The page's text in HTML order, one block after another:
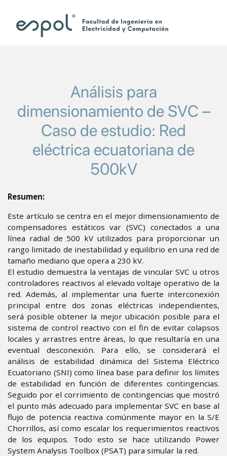
Análisis para
dimensionamiento de SVC –
Caso de estudio: Red
eléctrica ecuatoriana de
500kV
Resumen:
Este artículo se centra en el mejor dimensionamiento de
compensadores estáticos var (SVC) conectados a una
línea radial de 500 kV utilizados para proporcionar un
rango limitado de inestabilidad y equilibrio en una red de
tamaño mediano que opera a 230 kV.
El estudio demuestra la ventajas de vincular SVC u otros
controladores reactivos al elevado voltaje operativo de la
red. Además, al implementar una fuerte interconexión
principal entre dos zonas eléctricas independientes,
será posible obtener la mejor ubicación posible para el
sistema de control reactivo con el fin de evitar colapsos
locales y arrastres entre áreas, lo que resultaría en una
eventual desconexión. Para ello, se considerará el
análisis de estabilidad dinámica del Sistema Eléctrico
Ecuatoriano (SNI) como línea base para definir los límites
de estabilidad en función de diferentes contingencias.
Seguido por el corrimiento de contingencias que mostró
el punto más adecuado para implementar SVC en base al
flujo de potencia reactiva comúnmente mayor en la S/E
Chorrillos, así como escalar los requerimientos reactivos
de los equipos. Todo esto se hace utilizando Power
System Analysis Toolbox (PSAT) para simular la red.